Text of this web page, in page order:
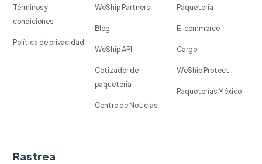
Términos y
condiciones
Política de privacidad
WeShip Partners
Blog
WeShip API
Cotizador de
paqueteria
Centro de Noticias
Paqueteria
E-commerce
Cargo
WeShip Protect
Paqueterías México
Rastrea